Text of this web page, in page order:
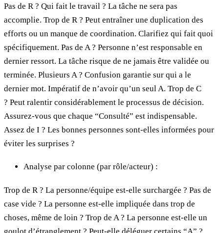
Pas de R ? Qui fait le travail ? La tâche ne sera pas
accomplie. Trop de R ? Peut entraîner une duplication des
efforts ou un manque de coordination. Clarifiez qui fait quoi
spécifiquement. Pas de A ? Personne n’est responsable en
dernier ressort. La tâche risque de ne jamais être validée ou
terminée. Plusieurs A ? Confusion garantie sur qui a le
dernier mot. Impératif de n’avoir qu’un seul A. Trop de C
? Peut ralentir considérablement le processus de décision.
Assurez-vous que chaque “Consulté” est indispensable.
Assez de I ? Les bonnes personnes sont-elles informées pour
éviter les surprises ?
Analyse par colonne (par rôle/acteur) :
Trop de R ? La personne/équipe est-elle surchargée ? Pas de
case vide ? La personne est-elle impliquée dans trop de
choses, même de loin ? Trop de A ? La personne est-elle un
goulot d’étranglement ? Peut-elle déléguer certains “A” ?